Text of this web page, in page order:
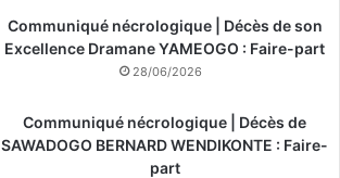
Communiqué nécrologique | Décès de son
Excellence Dramane YAMEOGO : Faire-part
28/06/2026
Communiqué nécrologique | Décès de
SAWADOGO BERNARD WENDIKONTE : Faire-
part